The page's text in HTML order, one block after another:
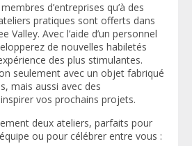
d’entreprises qu’à des
pratiques sont offerts dans
Valley. Avec l’aide d’un personnel
de nouvelles habiletés
des plus stimulantes.
seulement avec un objet fabriqué
mais aussi avec des
vos prochains projets.
deux ateliers, parfaits pour
ou pour célébrer entre vous :